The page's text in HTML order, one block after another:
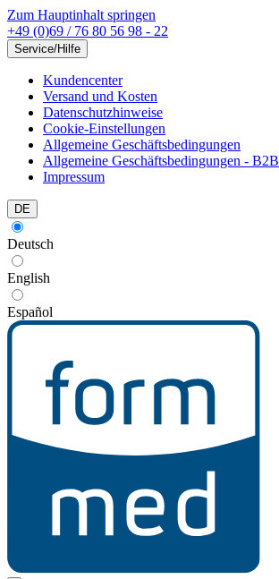
Zum Hauptinhalt springen
+49 (0)69 / 76 80 56 98 - 22
Service/Hilfe
Kundencenter
Versand und Kosten
Datenschutzhinweise
Cookie-Einstellungen
Allgemeine Geschäftsbedingungen
Allgemeine Geschäftsbedingungen - B2B
Impressum
DE
Deutsch
English
Español